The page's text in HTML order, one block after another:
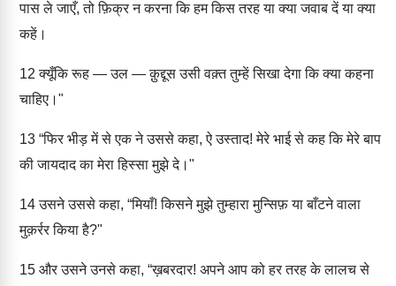
पास ले जाएँ, तो फ़िक्र न करना कि हम किस तरह या क्या जवाब दें या क्या
कहें।
12 क्यूँकि रूह — उल — क़ुद्दूस उसी वक़्त तुम्हें सिखा देगा कि क्या कहना
चाहिए।"
13 “फिर भीड़ में से एक ने उससे कहा, ऐ उस्ताद! मेरे भाई से कह कि मेरे बाप
की जायदाद का मेरा हिस्सा मुझे दे।"
14उसने उससे कहा, “मियाँ! किसने मुझे तुम्हारा मुन्सिफ़ या बाँटने वाला
मुक़र्रर किया है?"
15 और उसने उनसे कहा, “ख़बरदार! अपने आप को हर तरह के लालच से